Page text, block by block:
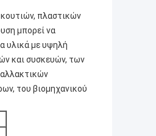
πλαστικών
μπορεί να
υλικά με υψηλή
και συσκευών, των
του βιομηχανικού